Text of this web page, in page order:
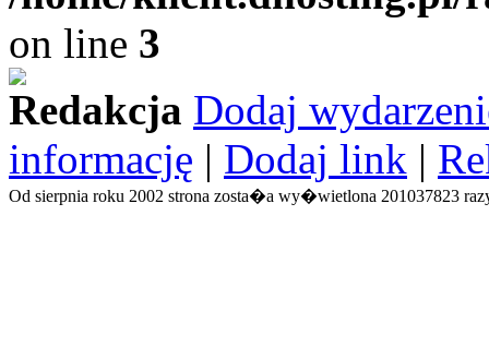
on line 3
Redakcja Dodaj
informację | Dodaj link |
Od sierpnia roku 2002 strona zosta�a wy�wietlona 201037823